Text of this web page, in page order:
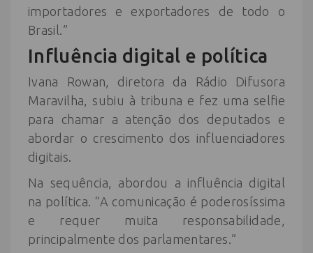
importadores e exportadores de todo o
Brasil.”
Influência digital e política
Ivana Rowan, diretora da Rádio Difusora
Maravilha, subiu à tribuna e fez uma selfie
para chamar a atenção dos deputados e
abordar o crescimento dos influenciadores
digitais.
Na sequência, abordou a influência digital
na política. “A comunicação é poderosíssima
e requer muita responsabilidade,
principalmente dos parlamentares.”